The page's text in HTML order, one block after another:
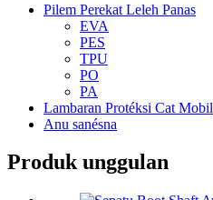
Pilem Perekat Leleh Panas
EVA
PES
TPU
PO
PA
Lambaran Protéksi Cat Mobil
Anu sanésna
Produk unggulan